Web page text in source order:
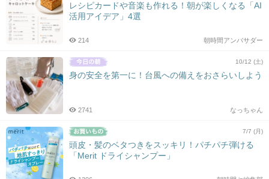
レシピカードや音楽も作れる！朝が楽しくなる「AI
活用アイデア」4選
朝時間アンバサダー
214
10/12 (土)
身の安全を第一に！台風への備えをおさらいしよう
なっちゃん
2741
7/7 (月)
頭皮・髪のベタつきをスッキリ！パチパチ弾ける
「Merit ドライシャンプー」